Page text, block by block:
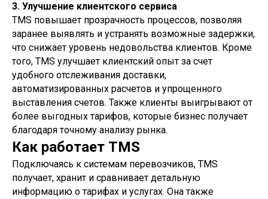
3. Улучшение клиентского сервиса
TMS повышает прозрачность процессов, позволяя
заранее выявлять и устранять возможные задержки,
что снижает уровень недовольства клиентов. Кроме
того, TMS улучшает клиентский опыт за счет
удобного отслеживания доставки,
автоматизированных расчетов и упрощенного
выставления счетов. Также клиенты выигрывают от
более выгодных тарифов, которые бизнес получает
благодаря точному анализу рынка.
Как работает TMS
Подключаясь к системам перевозчиков, TMS
получает, хранит и сравнивает детальную
информацию о тарифах и услугах. Она также